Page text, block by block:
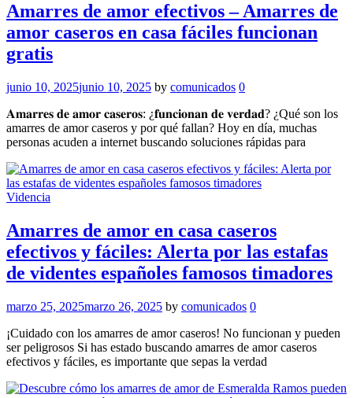
Amarres de amor efectivos – Amarres de
amor caseros en casa fáciles funcionan
gratis
junio 10, 2025junio 10, 2025 by comunicados 0
𝐀𝐦𝐚𝐫𝐫𝐞𝐬 𝐝𝐞 𝐚𝐦𝐨𝐫 𝐜𝐚𝐬𝐞𝐫𝐨𝐬: ¿𝐟𝐮𝐧𝐜𝐢𝐨𝐧𝐚𝐧 𝐝𝐞 𝐯𝐞𝐫𝐝𝐚𝐝? ¿Qué son los
amarres de amor caseros y por qué fallan? Hoy en día, muchas
personas acuden a internet buscando soluciones rápidas para
Videncia
Amarres de amor en casa caseros
efectivos y fáciles: Alerta por las estafas
de videntes españoles famosos timadores
marzo 25, 2025marzo 26, 2025 by comunicados 0
¡Cuidado con los amarres de amor caseros! No funcionan y pueden
ser peligrosos Si has estado buscando amarres de amor caseros
efectivos y fáciles, es importante que sepas la verdad